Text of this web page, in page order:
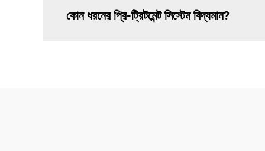
কোন ধরনের প্রি-ট্রিটমেন্ট সিস্টেম বিদ্যমান?